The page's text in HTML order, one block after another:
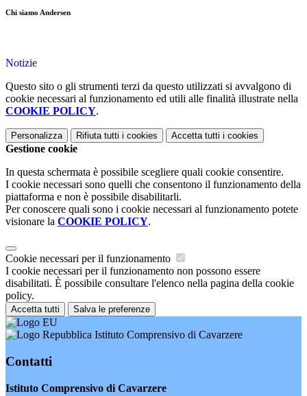
Chi siamo Andersen
Notizie
Questo sito o gli strumenti terzi da questo utilizzati si avvalgono di
cookie necessari al funzionamento ed utili alle finalità illustrate nella
COOKIE POLICY.
Personalizza Rifiuta tutti i cookies Accetta tutti i cookies
Gestione cookie
In questa schermata è possibile scegliere quali cookie consentire.
I cookie necessari sono quelli che consentono il funzionamento della
piattaforma e non è possibile disabilitarli.
Per conoscere quali sono i cookie necessari al funzionamento potete
visionare la COOKIE POLICY.
Cookie necessari per il funzionamento
I cookie necessari per il funzionamento non possono essere
disabilitati. È possibile consultare l'elenco nella pagina della cookie
policy.
Accetta tutti Salva le preferenze
Istituto Comprensivo di Cavarzere
Contatti
Istituto Comprensivo di Cavarzere